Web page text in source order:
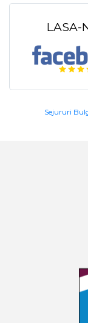
LASA-
Sejururi